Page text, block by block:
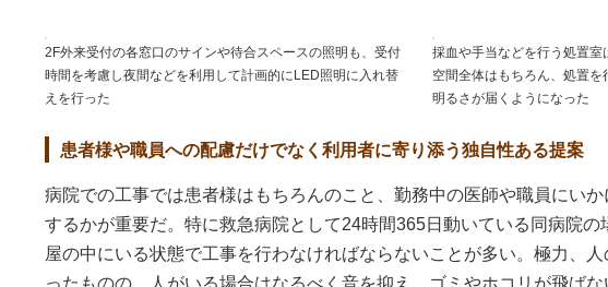
2F外来受付の各窓口のサインや待合スペースの照明も、受付
時間を考慮し夜間などを利用して計画的にLED照明に入れ替
えを行った
採血や手当などを行う処置
空間全体はもちろん、処置
明るさが届くようになった
患者様や職員への配慮だけでなく利用者に寄り添う独自性ある提案
病院での工事では患者様はもちろんのこと、勤務中の医師や職員にい
するかが重要だ。特に救急病院として24時間365日動いている同病院の
屋の中にいる状態で工事を行わなければならないことが多い。極力、
ったものの、人がいる場合はなるべく音を抑え、ゴミやホコリが飛ば